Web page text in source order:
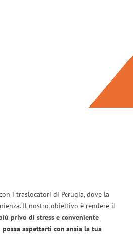
i traslocatori di Perugia, dove la
Il nostro obiettivo è rendere il
privo di stress e conveniente
aspettarti con ansia la tua